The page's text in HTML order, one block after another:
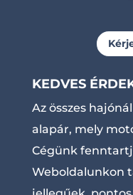
KEDVES
Az összes
alapár, mely
Cégünk
Weboldalunkon